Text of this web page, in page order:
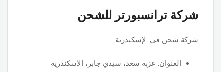
شركة ترانسبورتر للشحن
شركة شحن في الإسكندرية
العنوان: عزبة سعد، سيدي جابر، الإسكندرية